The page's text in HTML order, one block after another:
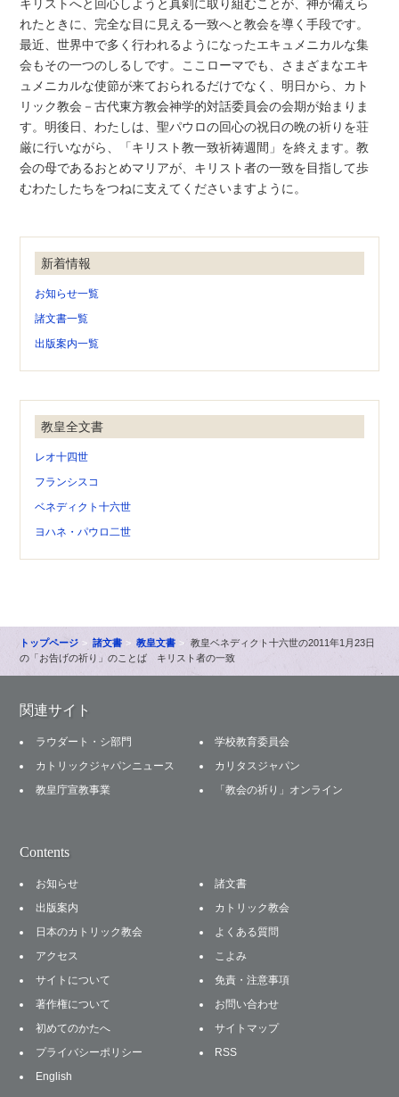
キリストへと回心しようと真剣に取り組むことが、神が備えら
れたときに、完全な目に見える一致へと教会を導く手段です。
最近、世界中で多く行われるようになったエキュメニカルな集
会もその一つのしるしです。ここローマでも、さまざまなエキ
ュメニカルな使節が来ておられるだけでなく、明日から、カト
リック教会－古代東方教会神学的対話委員会の会期が始まりま
す。明後日、わたしは、聖パウロの回心の祝日の晩の祈りを荘
厳に行いながら、「キリスト教一致祈祷週間」を終えます。教
会の母であるおとめマリアが、キリスト者の一致を目指して歩
むわたしたちをつねに支えてくださいますように。
新着情報
お知らせ一覧
諸文書一覧
出版案内一覧
教皇全文書
レオ十四世
フランシスコ
ベネディクト十六世
ヨハネ・パウロ二世
トップページ 諸文書 教皇文書
教皇ベネディクト十六世の2011年1月23日
の「お告げの祈り」のことば キリスト者の一致
関連サイト
ラウダート・シ部門
学校教育委員会
カトリックジャパンニュース
カリタスジャパン
教皇庁宣教事業
「教会の祈り」オンライン
Contents
お知らせ
諸文書
出版案内
カトリック教会
日本のカトリック教会
よくある質問
アクセス
こよみ
サイトについて
免責・注意事項
著作権について
お問い合わせ
初めてのかたへ
サイトマップ
プライバシーポリシー
RSS
English